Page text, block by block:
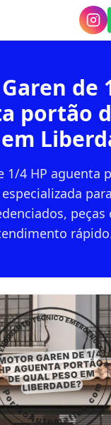
de
portão
1/4 HP aguenta
peças